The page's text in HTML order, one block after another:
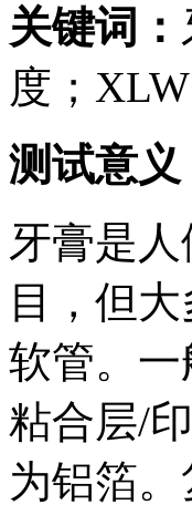
关键词：
度；
测试意义
牙膏是
目，但
软管。
粘合层/
为铝箔